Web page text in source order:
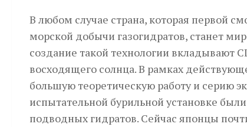
В любом случае страна, которая первой
морской добычи газогидратов, станет
создание такой технологии вкладывают
восходящего солнца. В рамках
большую теоретическую работу и серию
испытательной бурильной установке
подводных гидратов. Сейчас японцы